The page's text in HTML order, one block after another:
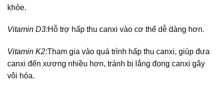
khỏe.
Vitamin D3:Hỗ trợ hấp thu canxi vào cơ thể dễ dàng hơn.
Vitamin K2:Tham gia vào quá trình hấp thu canxi, giúp đưa
canxi đến xương nhiều hơn, tránh bị lắng đọng canxi gây
vôi hóa.